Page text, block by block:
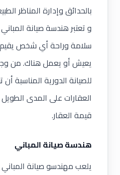
بالحدائق وإدارة المناظر
و تعتبر هندسة صيانة
سلامة وراحة أي شخص
يعيش أو يعمل هناك. من
للصيانة الدورية المناسبة
العقارات على المدى
قيمة العقار.
هندسة صيانة المباني
يلعب مهندسو صيانة